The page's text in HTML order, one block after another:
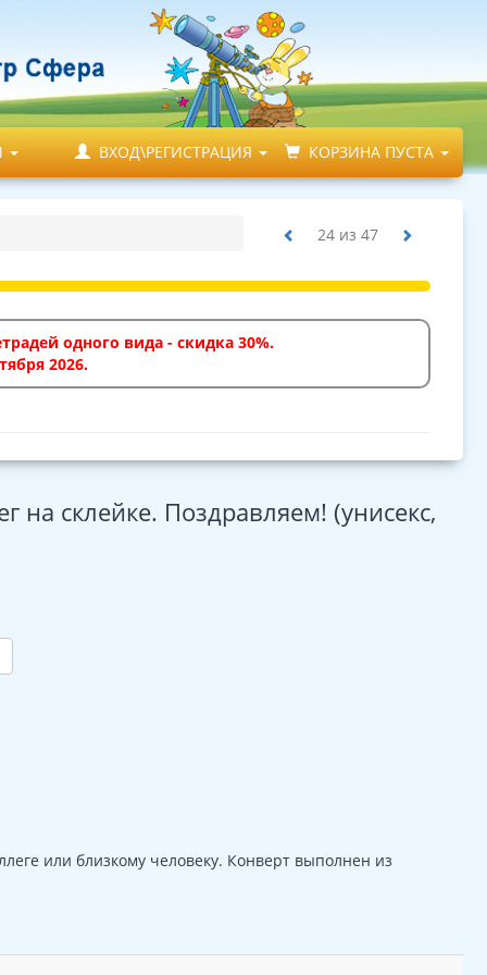
ВХОД\РЕГИСТРАЦИЯ КОРЗИНА ПУСТА
24 из 47
одного вида - скидка 30%.
2026.
на склейке. Поздравляем! (унисекс,
или близкому человеку. Конверт выполнен из